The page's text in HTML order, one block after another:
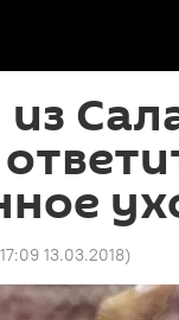
17:09 13.03.2018)